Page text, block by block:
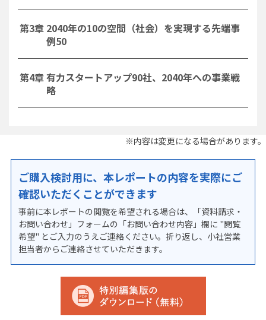
第3章 2040年の10の空間（社会）を実現する先端事
例50
第4章 有力スタートアップ90社、2040年への事業戦
略
※内容は変更になる場合があります。
ご購入検討用に、本レポートの内容を実際にご
確認いただくことができます
事前に本レポートの閲覧を希望される場合は、「資料請求・
お問い合わせ」フォームの「お問い合わせ内容」欄に "閲覧
希望" とご入力のうえご連絡ください。折り返し、小社営業
担当者からご連絡させていただきます。